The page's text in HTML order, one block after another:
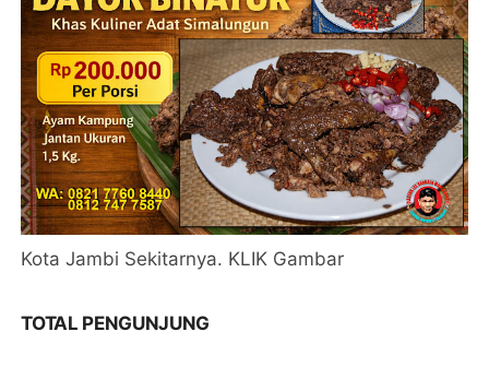
Kota Jambi Sekitarnya. KLIK Gambar
TOTAL PENGUNJUNG